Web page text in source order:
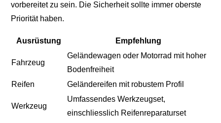
vorbereitet zu sein. Die Sicherheit sollte immer oberste
Priorität haben.
Ausrüstung Empfehlung
Fahrzeug
Geländewagen oder Motorrad mit hoher
Bodenfreiheit
Reifen
Geländereifen mit robustem Profil
Werkzeug
Umfassendes Werkzeugset,
einschliesslich Reifenreparaturset